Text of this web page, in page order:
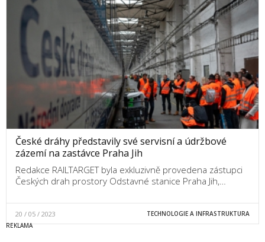
České dráhy představily své servisní a údržbové
zázemí na zastávce Praha Jih
Redakce RAILTARGET byla exkluzivně provedena zástupci
Českých drah prostory Odstavné stanice Praha Jih,…
20 / 05 / 2023 TECHNOLOGIE A INFRASTRUKTURA